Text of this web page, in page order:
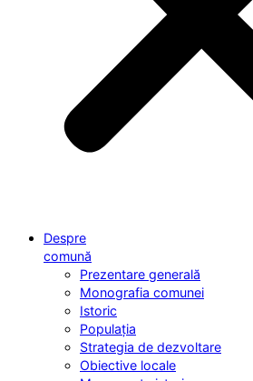
Despre
comună
Prezentare generală
Monografia comunei
Istoric
Populația
Strategia de dezvoltare
Obiective locale